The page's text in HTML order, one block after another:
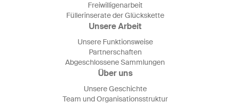
Freiwilligenarbeit
Füllerinserate der Glückskette
Unsere Arbeit
Unsere Funktionsweise
Partnerschaften
Abgeschlossene Sammlungen
Über uns
Unsere Geschichte
Team und Organisationsstruktur